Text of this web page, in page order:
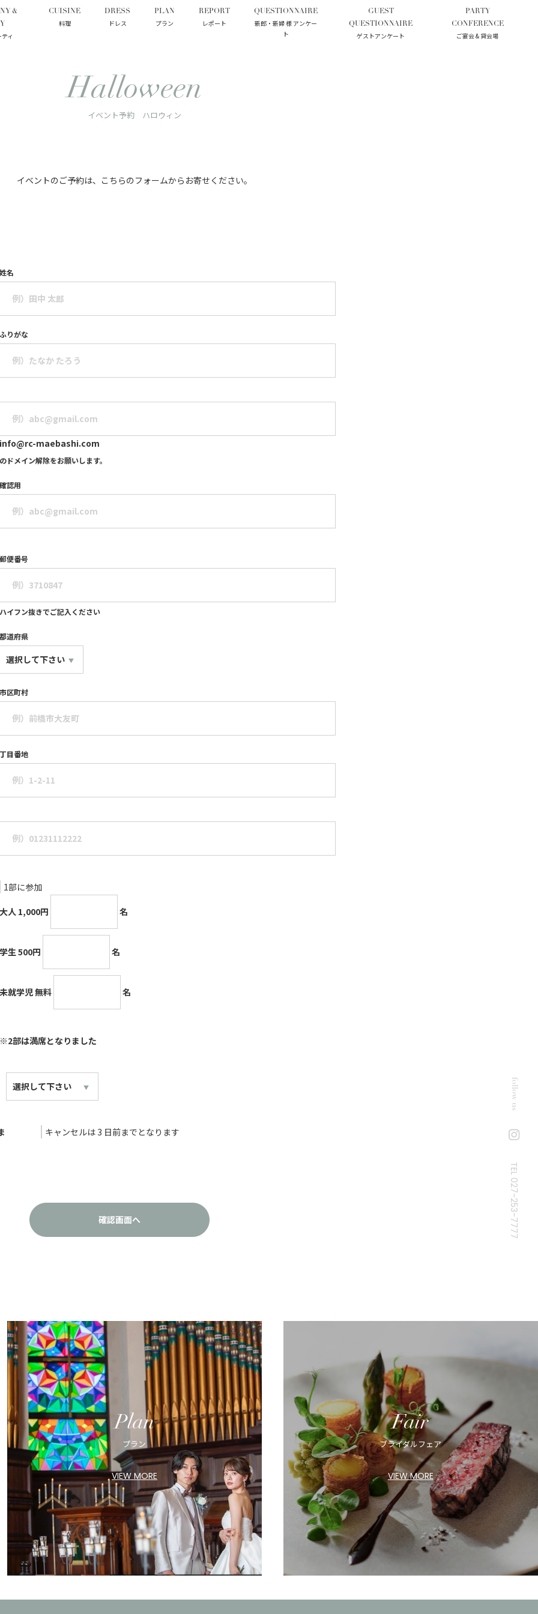
&
ィ
CUISINE
料理
DRESS
ドレス
PLAN
プラン
REPORT
レポート
QUESTIONNAIRE
新郎・新婦 様 アンケー
ト
GUEST
QUESTIONNAIRE
ゲストアンケート
PARTY
CONFERENCE
ご宴会 & 貸会場
Halloween
イベント予約 ハロウィン
イベントのご予約は、 こちらのフォームからお寄せください。
姓名
ふりがな
info@rc-maebashi.com
のドメイン解除をお願いします。
確認用
郵便番号
ハイフン抜きでご記入ください
都道府県
市区町村
丁目番地
1部に参加
大人 1,000円 名
学生 500円 名
未就学児 無料 名
※2部は満席となりました
キャンセルは 3 日前までとなります
Plan
プラン
VIEW MORE
Fair
ブライダルフェア
VIEW MORE
follow us
TEL 027-253-7777